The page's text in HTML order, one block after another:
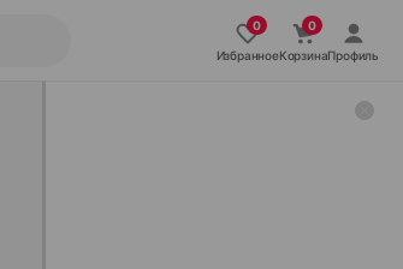
ИзбранноеКорзинаПрофиль